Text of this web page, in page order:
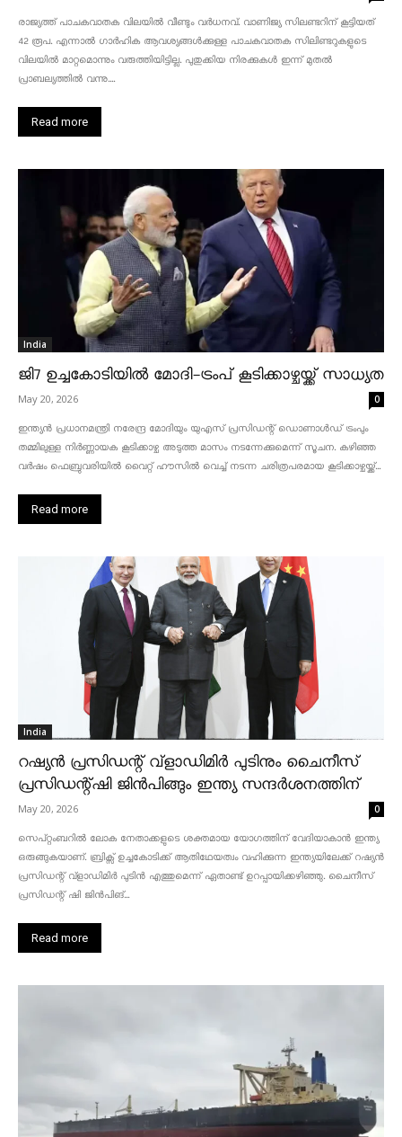
രാജ്യത്ത് പാചകവാതക വിലയിൽ വീണ്ടും വർധനവ്. വാണിജ്യ സിലണ്ടറിന് കൂട്ടിയത്
42 രൂപ. എന്നാൽ ഗാർഹിക ആവശ്യങ്ങൾക്കുള്ള പാചകവാതക സിലിണ്ടറുകളുടെ
വിലയിൽ മാറ്റമൊന്നും വരുത്തിയിട്ടില്ല. പുതുക്കിയ നിരക്കുകൾ ഇന്ന് മുതൽ
പ്രാബല്യത്തിൽ വന്നു....
Read more
India
ജി7 ഉച്ചകോടിയിൽ മോദി-ട്രംപ് കൂടിക്കാഴ്ചയ്ക്ക് സാധ്യത
May 20, 2026 0
ഇന്ത്യൻ പ്രധാനമന്ത്രി നരേന്ദ്ര മോദിയും യുഎസ് പ്രസിഡന്റ് ഡൊണാൾഡ് ട്രംപും
തമ്മിലുള്ള നിർണ്ണായക കൂടിക്കാഴ്ച അടുത്ത മാസം നടന്നേക്കുമെന്ന് സൂചന. കഴിഞ്ഞ
വർഷം ഫെബ്രുവരിയിൽ വൈറ്റ് ഹൗസിൽ വെച്ച് നടന്ന ചരിത്രപരമായ കൂടിക്കാഴ്ചയ്ക്ക്...
Read more
India
റഷ്യൻ പ്രസിഡന്റ് വ്‌ളാഡിമിർ പുടിനും ചൈനീസ്
പ്രസിഡന്റ്ഷി ജിൻപിങ്ങും ഇന്ത്യ സന്ദർശനത്തിന്
May 20, 2026 0
സെപ്റ്റംബറിൽ ലോക നേതാക്കളുടെ ശക്തമായ യോഗത്തിന് വേദിയാകാൻ ഇന്ത്യ
ഒരുങ്ങുകയാണ്. ബ്രിക്സ് ഉച്ചകോടിക്ക് ആതിഥേയത്വം വഹിക്കുന്ന ഇന്ത്യയിലേക്ക് റഷ്യൻ
പ്രസിഡന്റ് വ്‌ളാഡിമിർ പുടിൻ എത്തുമെന്ന് ഏതാണ്ട് ഉറപ്പായിക്കഴിഞ്ഞു. ചൈനീസ്
പ്രസിഡന്റ് ഷി ജിൻപിങ്...
Read more